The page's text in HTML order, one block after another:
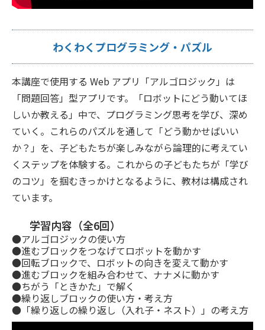
わくわくプログラミング・パズル
本講座で使用する Web アプリ「アルゴロジック」は
「問題回答」型アプリです。「ロボットにどう動いてほ
しいか教える」中で、プログラミング思考を学び、深め
ていく。これらのパズルを通して「どう動かせばいい
か？」を、子どもたちが楽しみながら論理的に考えてい
くステップを体験する。これからの子どもたちが「学び
のコツ」を掴むきっかけとなるように、教材は構成され
ています。
学習内容（全6回）
●アルゴロジックの使い方
●進むブロックをつなげてロボットを動かす
●回転ブロックで、ロボットの向きを変えて動かす
●進むブロックを組み合わせて、ナナメに動かす
●ちがう「ときかた」で解く
●繰り返しブロックの使い方・考え方
●「繰り返しの繰り返し（入れ子・ネスト）」の考え方